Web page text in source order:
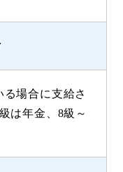
場合に支給さ
は年金、8級～